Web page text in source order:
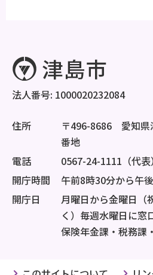
法人番号: 1000020232084
住所
〒496-8686 愛知県
番地
電話
0567-24-1111（代表）
開庁時間
午前8時30分から午
開庁日
月曜日から金曜日（
く）毎週水曜日に窓
保険年金課・税務課